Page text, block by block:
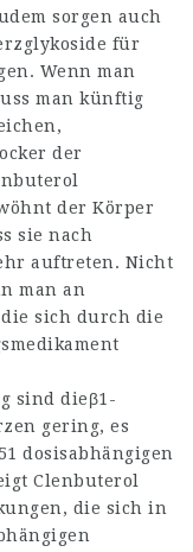
sorgen auch
für
Wenn man
man künftig
der
der Körper
sie nach
auftreten. Nicht
man an
die sich durch die
sind dieβ1-
gering, es
dosisabhängigen
Clenbuterol
die sich in